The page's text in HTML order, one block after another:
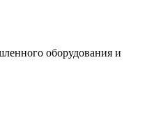
оборудования и